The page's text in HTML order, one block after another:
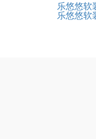
乐悠悠软
乐悠悠软